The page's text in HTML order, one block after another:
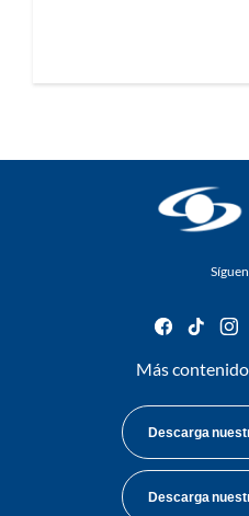
facebook
tiktok
Más
Descarga
Descarga